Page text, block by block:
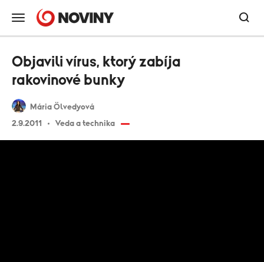
Mária Ölvedyová
2.9.2011
Veda a technika
Objavili vírus, ktorý zabíja
rakovinové bunky